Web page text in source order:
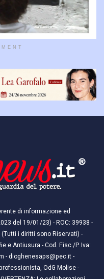
di informazione ed
del 19/01/23) - ROC: 39938 -
i diritti sono Riservati) -
e Antiusura - Cod. Fisc./P. Iva:
- dioghenesaps@pec.it -
OdG Molise -